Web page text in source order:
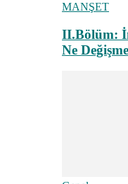
MANŞET
II.Bölüm:
Ne